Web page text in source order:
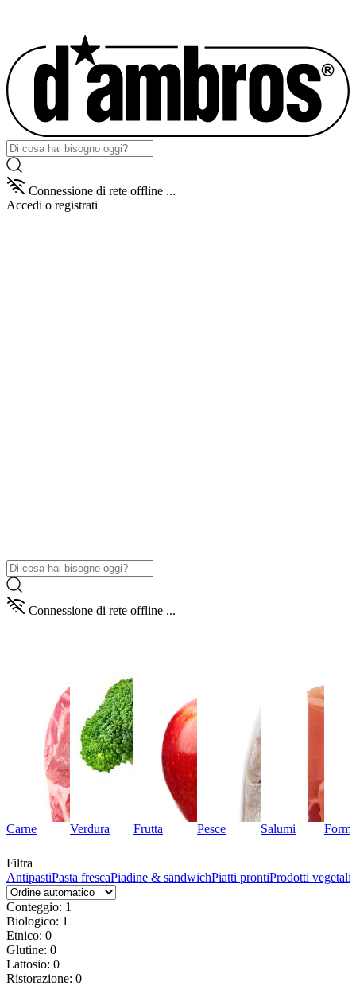
Connessione di rete offline ...
Accedi o registrati
Connessione di rete offline ...
Carne Verdura Frutta Pesce Salumi
Filtra
AntipastiPasta frescaPiadine & sandwichPiatti prontiProdotti vegetali
Conteggio: 1
Biologico: 1
Etnico: 0
Glutine: 0
Lattosio: 0
Ristorazione: 0